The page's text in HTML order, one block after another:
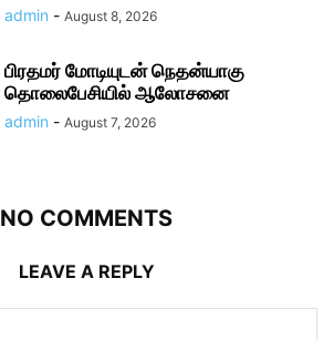
admin - August 8, 2026
பிரதமர் மோடி​யுடன் நெதன்யாகு
தொலைபேசியில் ஆலோ​சனை
admin - August 7, 2026
NO COMMENTS
LEAVE A REPLY